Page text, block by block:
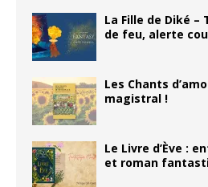
La Fille de Diké –
de feu, alerte
Les Chants
magistral !
Le Livre d’Ève :
et roman